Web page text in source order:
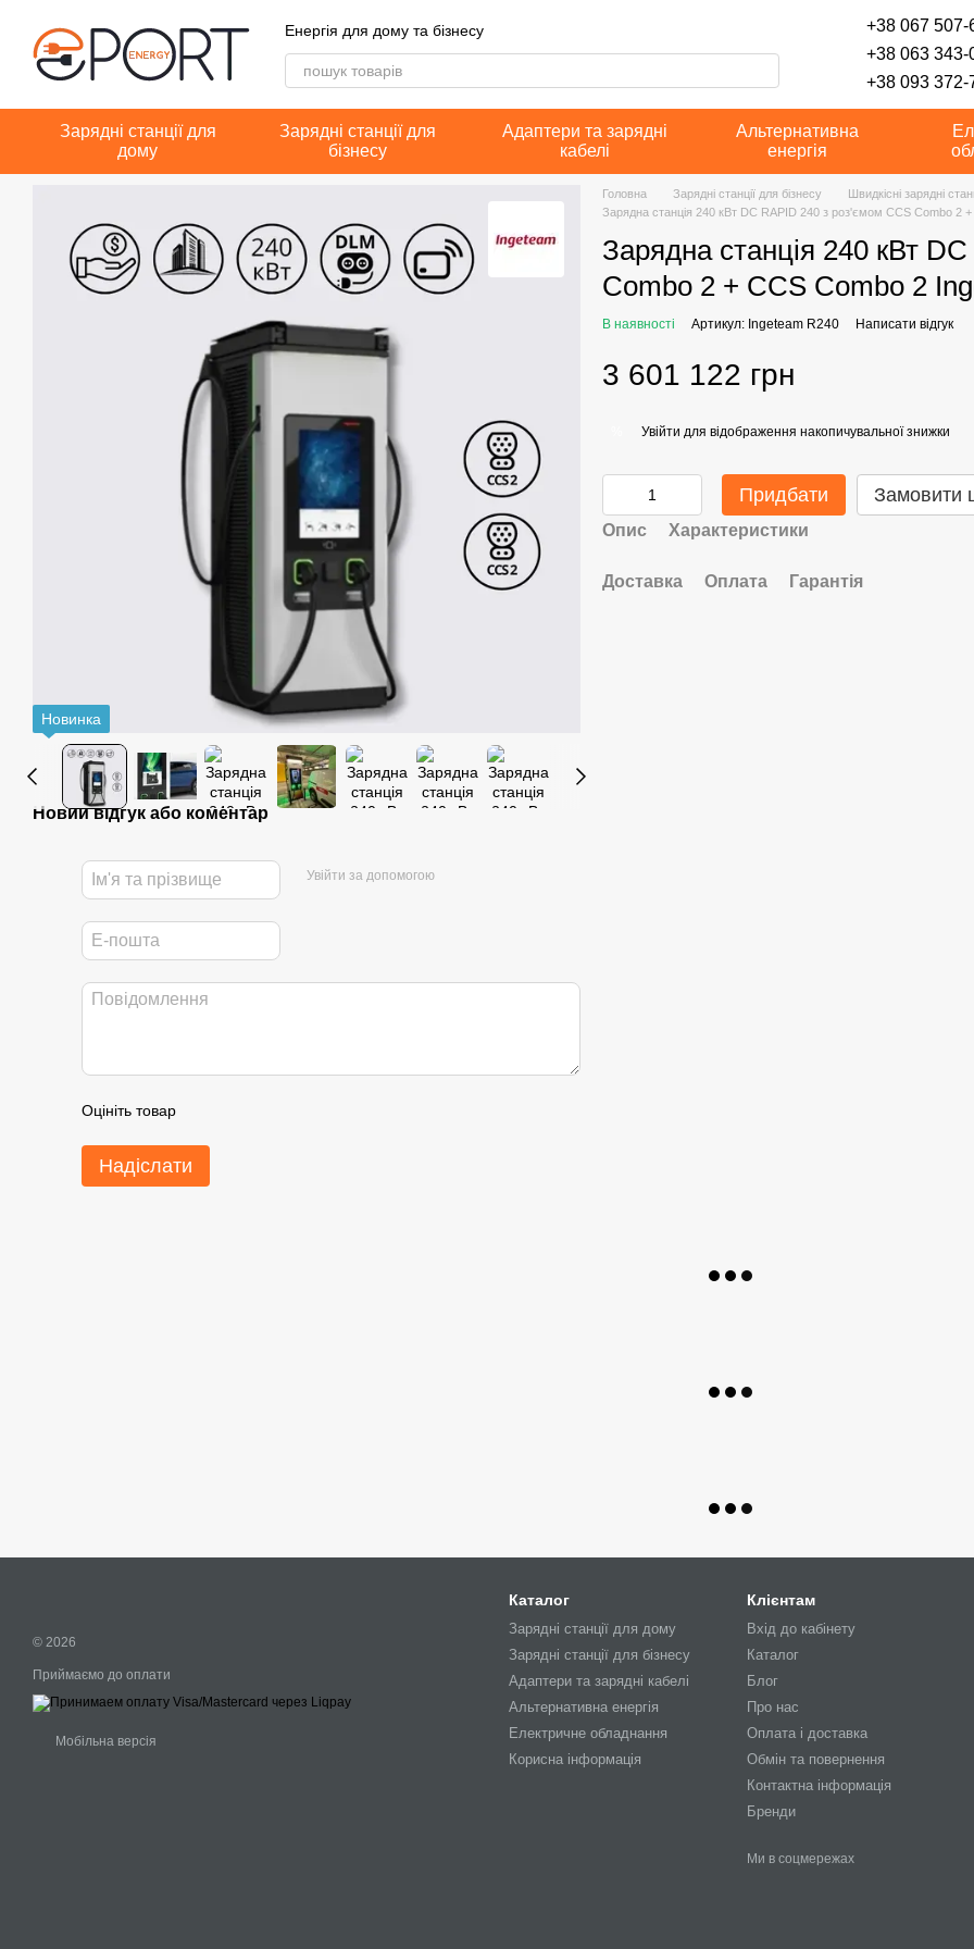
Енергія для дому та бізнесу
+38 067 507-
+38 063 343-
+38 093 372-
Зарядні станції для
дому
Зарядні станції для
бізнесу
Адаптери та зарядні
кабелі
Альтернативна
енергія
Новинка
Новий відгук або коментар
Увійти за допомогою
Оцініть товар
Надіслати
Головна Зарядні станції для бізнесу Швидкісні зарядні
Зарядна станція 240 кВт DC RAPID 240 з роз'ємом CCS Combo 2
Зарядна станція 240 кВт
Combo 2 + CCS Combo 2
В наявності Артикул: Ingeteam R240 Написати відгук
3 601 122 грн
Увійти для відображення накопичувальної знижки
Придбати Замовити
Опис Характеристики
Доставка Оплата Гарантія
© 2026
Приймаємо до оплати
Мобільна версія
Каталог
Зарядні станції для дому
Зарядні станції для бізнесу
Адаптери та зарядні кабелі
Альтернативна енергія
Електричне обладнання
Корисна інформація
Клієнтам
Вхід до кабінету
Каталог
Блог
Про нас
Оплата і доставка
Обмін та повернення
Контактна інформація
Бренди
Ми в соцмережах